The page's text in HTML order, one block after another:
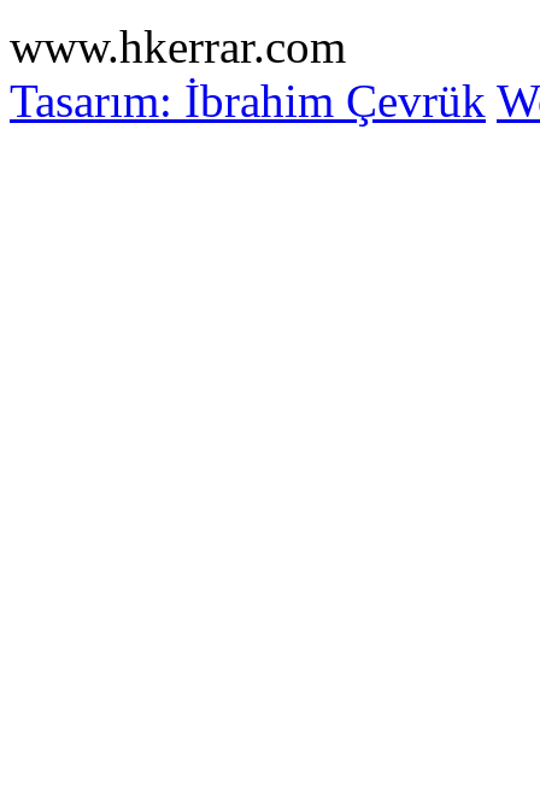
www.hkerrar.com
Tasarım: İbrahim Çevrük